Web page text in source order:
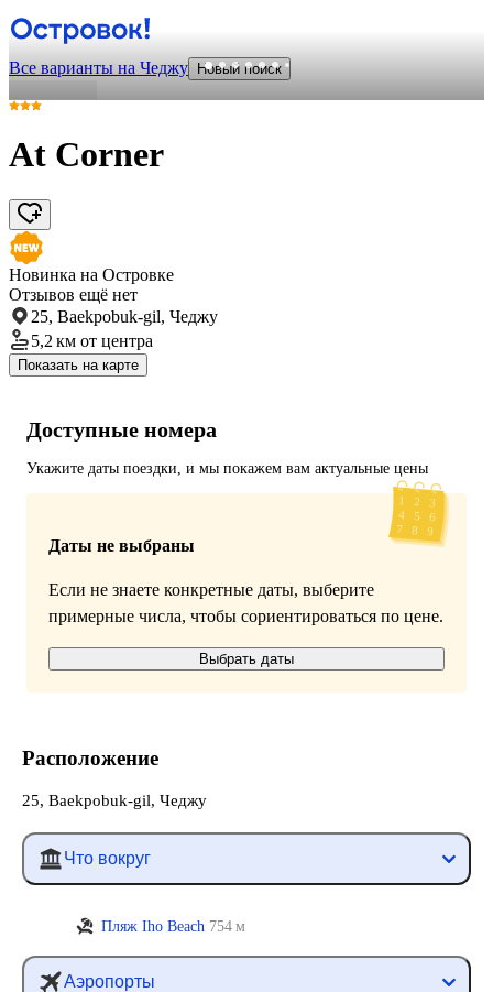
Все варианты на Чеджу Новый поиск
At Corner
Новинка на Островке
Отзывов ещё нет
25, Baekpobuk-gil, Чеджу
5,2 км от центра
Показать на карте
Доступные номера
Укажите даты поездки, и мы покажем вам актуальные цены
Даты не выбраны
Если не знаете конкретные даты, выберите
примерные числа, чтобы сориентироваться по цене.
Выбрать даты
Расположение
25, Baekpobuk-gil, Чеджу
Что вокруг
Пляж Iho Beach 754 м
Аэропорты